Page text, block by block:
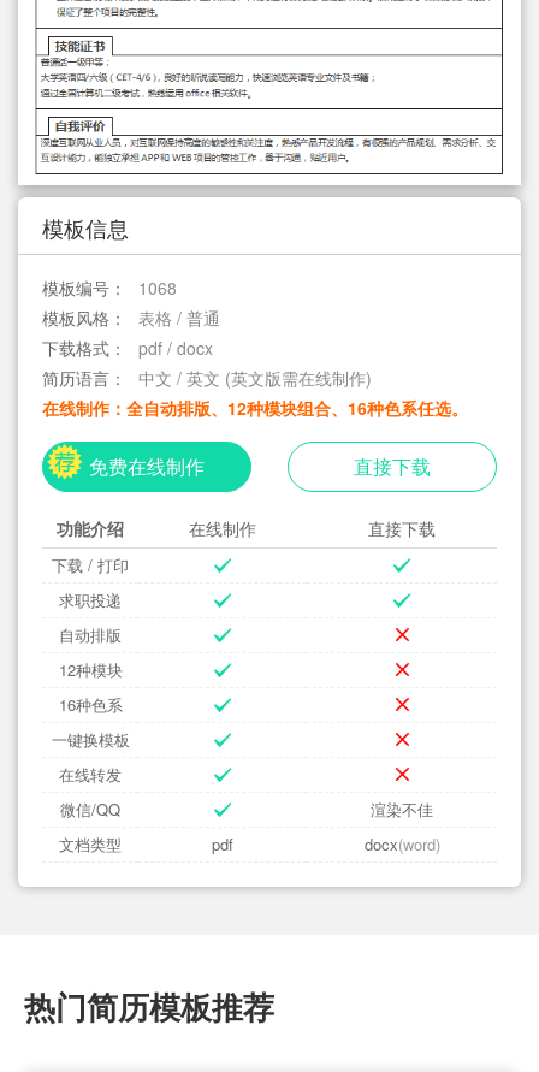
模板信息
模板编号：
1068
模板风格：
表格 / 普通
下载格式：
pdf / docx
简历语言：
中文 / 英文 (英文版需在线制作)
在线制作：全自动排版、12种模块组合、16种色系任选。
免费在线制作 直接下载
功能介绍 在线制作 直接下载
下载 / 打印
求职投递
自动排版
12种模块
16种色系
一键换模板
在线转发
微信/QQ
渲染不佳
文档类型
pdf docx(word)
热门简历模板推荐